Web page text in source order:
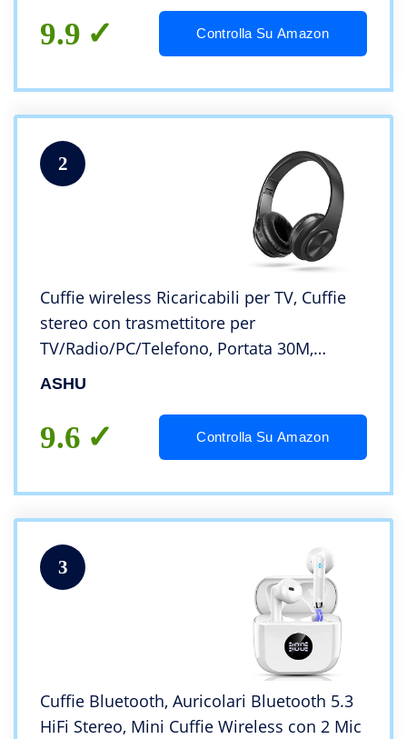
iPhone/Huawei/Samsung/TV/PC
9.9 Controlla Su Amazon
2
Cuffie wireless Ricaricabili per TV, Cuffie
stereo con trasmettitore per
TV/Radio/PC/Telefono, Portata 30M,
Connessione ottica, AUX da 3,5 mm, Uscita
ASHU
9.6 Controlla Su Amazon
3
Cuffie Bluetooth, Auricolari Bluetooth 5.3
HiFi Stereo, Mini Cuffie Wireless con 2 Mic